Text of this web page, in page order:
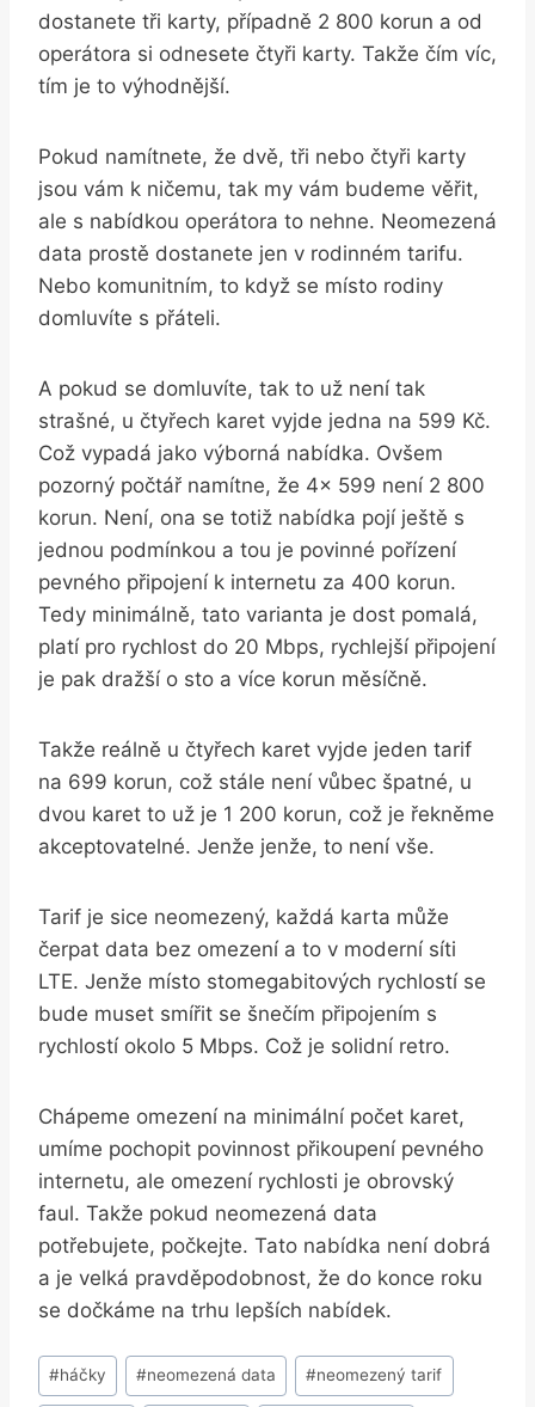
dostanete tři karty, případně 2 800 korun a od
operátora si odnesete čtyři karty. Takže čím víc,
tím je to výhodnější.
Pokud namítnete, že dvě, tři nebo čtyři karty
jsou vám k ničemu, tak my vám budeme věřit,
ale s nabídkou operátora to nehne. Neomezená
data prostě dostanete jen v rodinném tarifu.
Nebo komunitním, to když se místo rodiny
domluvíte s přáteli.
A pokud se domluvíte, tak to už není tak
strašné, u čtyřech karet vyjde jedna na 599 Kč.
Což vypadá jako výborná nabídka. Ovšem
pozorný počtář namítne, že 4x 599 není 2 800
korun. Není, ona se totiž nabídka pojí ještě s
jednou podmínkou a tou je povinné pořízení
pevného připojení k internetu za 400 korun.
Tedy minimálně, tato varianta je dost pomalá,
platí pro rychlost do 20 Mbps, rychlejší připojení
je pak dražší o sto a více korun měsíčně.
Takže reálně u čtyřech karet vyjde jeden tarif
na 699 korun, což stále není vůbec špatné, u
dvou karet to už je 1 200 korun, což je řekněme
akceptovatelné. Jenže jenže, to není vše.
Tarif je sice neomezený, každá karta může
čerpat data bez omezení a to v moderní síti
LTE. Jenže místo stomegabitových rychlostí se
bude muset smířit se šnečím připojením s
rychlostí okolo 5 Mbps. Což je solidní retro.
Chápeme omezení na minimální počet karet,
umíme pochopit povinnost přikoupení pevného
internetu, ale omezení rychlosti je obrovský
faul. Takže pokud neomezená data
potřebujete, počkejte. Tato nabídka není dobrá
a je velká pravděpodobnost, že do konce roku
se dočkáme na trhu lepších nabídek.
Štítky
příspěvků:
#háčky #neomezená data #neomezený tarif